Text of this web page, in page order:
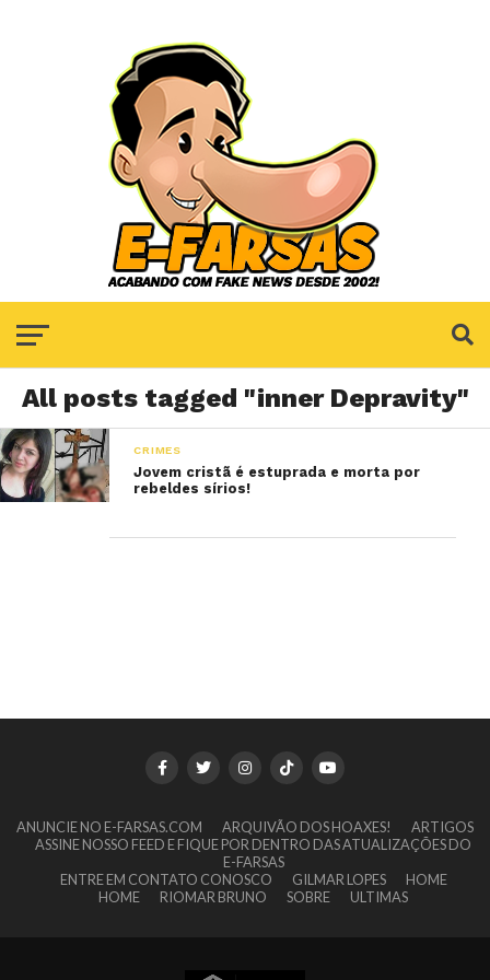
All posts tagged "inner Depravity"
CRIMES
Jovem cristã é estuprada e morta por
rebeldes sírios!
ANUNCIE NO E-FARSAS.COM ARQUIVÃO DOS HOAXES!
ARTIGOS
ASSINE NOSSO FEED E FIQUE POR DENTRO DAS ATUALIZAÇÕES DO
E-FARSAS
ENTRE EM CONTATO CONOSCO
GILMAR LOPES
HOME
HOME
RIOMAR BRUNO SOBRE ULTIMAS